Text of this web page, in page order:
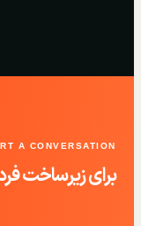
A CONVERSATION
برای زیرساخت